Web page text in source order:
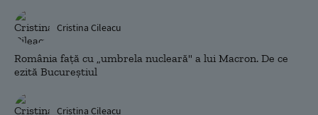
Cristina Cileacu
România față cu „umbrela nucleară" a lui Macron. De ce
ezită Bucureștiul
Cristina Cileacu